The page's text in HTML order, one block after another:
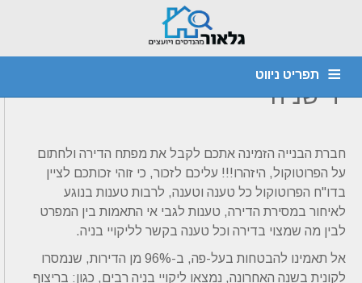
תפריט ניווט
ליקויי בניה ביקורת מבנים איתור נזילות אודות צור קשר
ייעוץ בנושא ליקויי בניה
ליקויים בדירות חדשות ובדירות
יד שניה
חברת הבנייה הזמינה אתכם לקבל את מפתח הדירה ולחתום
על הפרוטוקול, היזהרו!!! עליכם לזכור, כי זוהי זכותכם לציין
בדו"ח הפרוטוקול כל טענה וטענה, לרבות טענות בנוגע
לאיחור במסירת הדירה, טענות לגבי אי התאמות בין המפרט
לבין מה שמצוי בדירה וכל טענה בקשר לליקויי בניה.
אל תאמינו להבטחות בעל-פה, ב-96% מן הדירות, שנמסרו
לקונית בשנה האחרונה, נמצאו ליקויי בניה רבים, כגון: בריצוף